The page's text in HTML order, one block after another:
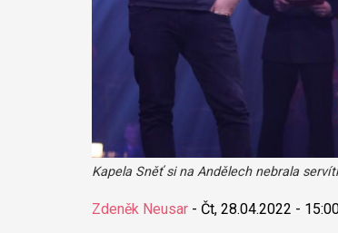
Kapela Sněť si na Andělech nebrala
Zdeněk Neusar- Čt, 28.04.2022 -